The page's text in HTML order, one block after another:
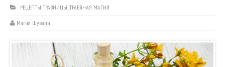
РЕЦЕПТЫ ТРАВНИЦЫ,ТРАВЯНАЯ МАГИЯ
Магия Шувани